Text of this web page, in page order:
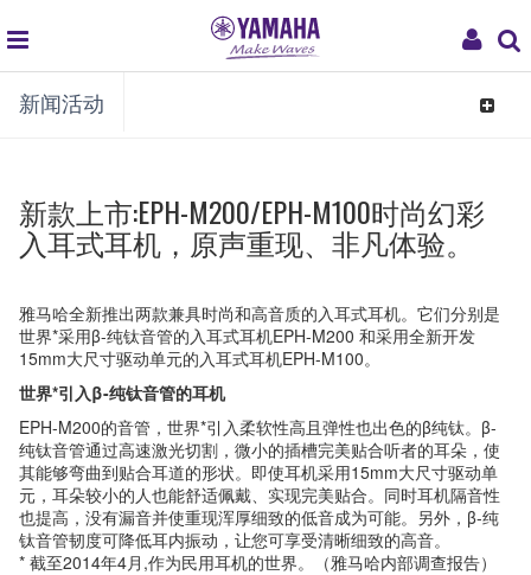
My
global
navigation
新闻活动
Toggle
新款上市:EPH-M200/EPH-M100时尚幻彩
入耳式耳机，原声重现、非凡体验。
雅马哈全新推出两款兼具时尚和高音质的入耳式耳机。它们分别是
世界*采用β-纯钛音管的入耳式耳机EPH-M200 和采用全新开发
15mm大尺寸驱动单元的入耳式耳机EPH-M100。
世界*引入β-纯钛音管的耳机
EPH-M200的音管，世界*引入柔软性高且弹性也出色的β纯钛。β-
纯钛音管通过高速激光切割，微小的插槽完美贴合听者的耳朵，使
其能够弯曲到贴合耳道的形状。即使耳机采用15mm大尺寸驱动单
元，耳朵较小的人也能舒适佩戴、实现完美贴合。同时耳机隔音性
也提高，没有漏音并使重现浑厚细致的低音成为可能。另外，β-纯
钛音管韧度可降低耳内振动，让您可享受清晰细致的高音。
* 截至2014年4月,作为民用耳机的世界。（雅马哈内部调查报告）